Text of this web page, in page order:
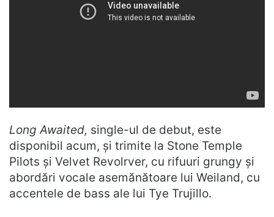
Long Awaited, single-ul de debut, este
disponibil acum, și trimite la Stone Temple
Pilots și Velvet Revolrver, cu rifuuri grungy și
abordări vocale asemănătoare lui Weiland, cu
accentele de bass ale lui Tye Trujillo.